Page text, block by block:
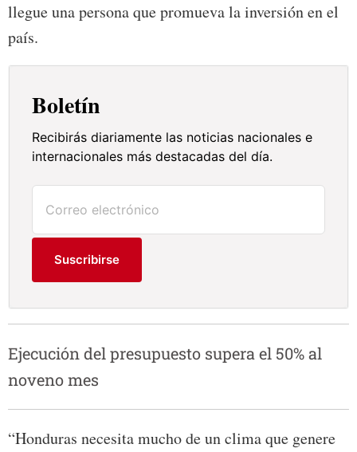
llegue una persona que promueva la inversión en el
país.
Boletín
Recibirás diariamente las noticias nacionales e
internacionales más destacadas del día.
Suscribirse
Ejecución del presupuesto supera el 50% al
noveno mes
“Honduras necesita mucho de un clima que genere